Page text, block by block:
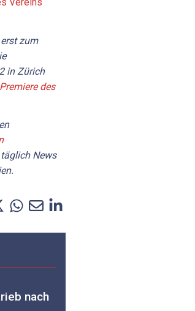
Vereins
zum
in Zürich
des
News
nach